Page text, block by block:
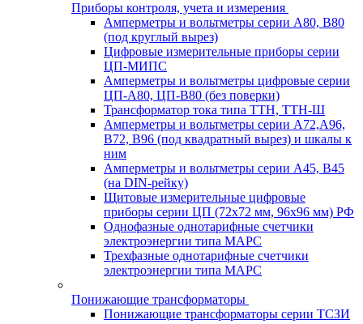
Приборы контроля, учета и измерения
Амперметры и вольтметры серии А80, В80
(под круглый вырез)
Цифровые измерительные приборы серии
ЦП-МИПС
Амперметры и вольтметры цифровые серии
ЦП-А80, ЦП-В80 (без поверки)
Трансформатор тока типа ТТН, ТТН-Ш
Амперметры и вольтметры серии А72,А96,
В72, В96 (под квадратный вырез) и шкалы к
ним
Амперметры и вольтметры серии А45, В45
(на DIN-рейку)
Щитовые измерительные цифровые
приборы серии ЦП (72х72 мм, 96х96 мм) РФ
Однофазные однотарифные счетчики
электроэнергии типа МАРС
Трехфазные однотарифные счетчики
электроэнергии типа МАРС
Понижающие трансформаторы
Понижающие трансформаторы серии ТСЗИ